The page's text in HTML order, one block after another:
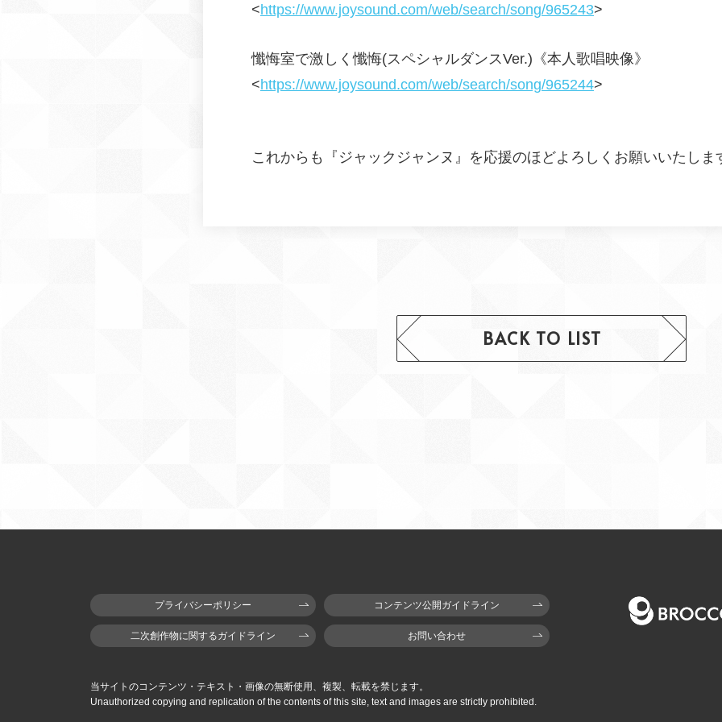
<https://www.joysound.com/web/search/song/965243>
懺悔室で激しく懺悔(スペシャルダンスVer.)《本人歌唱映像》
<https://www.joysound.com/web/search/song/965244>
これからも『ジャックジャンヌ』を応援のほどよろしくお願いいたしま
BACK TO LIST
プライバシーポリシー
お問い合わせ
コンテンツ公開ガイドライン
二次創作物に関するガイドライン
当サイトのコンテンツ・テキスト・画像の無断使用、複製、転載を禁じます。
Unauthorized copying and replication of the contents of this site, text and images are strictly prohibited.